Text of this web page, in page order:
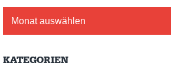
KATEGORIEN